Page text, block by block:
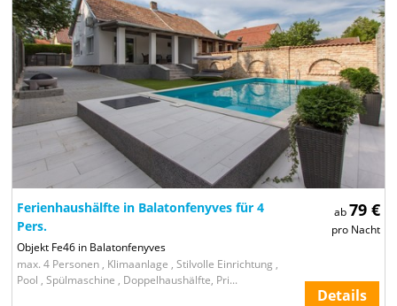
ab79 €
pro Nacht
Ferienhaushälfte in Balatonfenyves für 4
Pers.
Objekt Fe46 in Balatonfenyves
max. 4 Personen , Klimaanlage , Stilvolle Einrichtung ,
Pool , Spülmaschine , Doppelhaushälfte, Pri...
Details